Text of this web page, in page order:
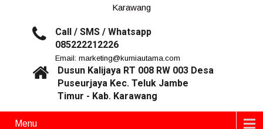
Karawang
Call / SMS / Whatsapp
085222212226
Email: marketing@kurniautama.com
Dusun Kalijaya RT 008 RW 003 Desa
Puseurjaya Kec. Teluk Jambe
Timur - Kab. Karawang
Menu